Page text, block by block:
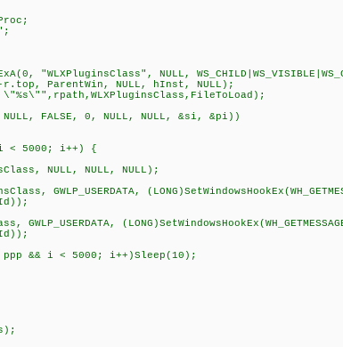
"WLXPluginsClass", NULL,
ParentWin, NULL, hInst, NULL);
FALSE, 0, NULL, NULL, &si, &pi))
5000; i++) {
NULL, NULL, NULL);
i < 5000; i++)Sleep(10);